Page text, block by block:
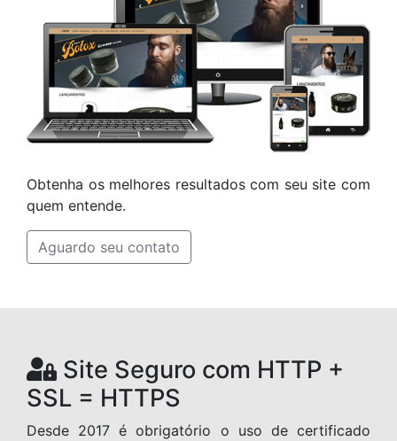
Obtenha os melhores resultados com seu site com
quem entende.
Aguardo seu contato
Site Seguro com HTTP +
SSL = HTTPS
Desde 2017 é obrigatório o uso de certificado